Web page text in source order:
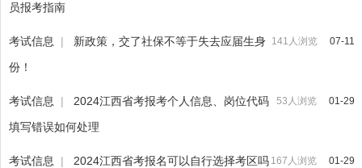
员报考指南
07-11
141人浏览
考试信息 |
新政策，交了社保不等于失去应届生身
份！
01-29
53人浏览
考试信息 |
2024江西省考报考个人信息、岗位代码
填写错误如何处理
01-29
167人浏览
考试信息 | 2024江西省考报名可以自行选择考区吗